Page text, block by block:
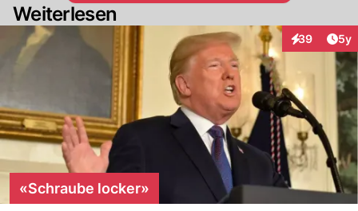
Weiterlesen
39
Interaktionen
5y
«Schraube locker»